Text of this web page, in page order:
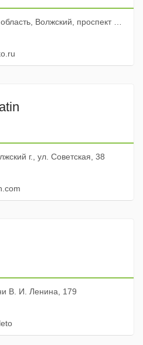
Волжский, проспект Ленина, 32
г., ул. Советская, 38
В. И. Ленина, 179